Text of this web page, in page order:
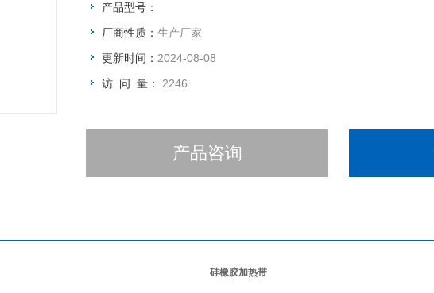
产品型号：
厂商性质： 生产厂家
更新时间： 2024-08-08
访 问 量： 2246
产品咨询
硅橡胶加热带